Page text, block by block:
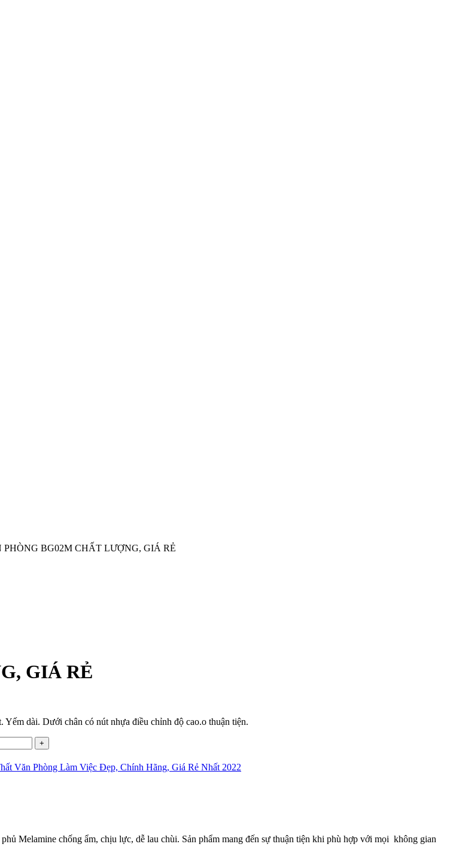
BG02M CHẤT LƯỢNG, GIÁ RẺ
GIÁ RẺ
dài. Dưới chân có nút nhựa điều chỉnh độ cao.o thuận tiện.
Văn Phòng Làm Việc Đẹp, Chính Hãng, Giá Rẻ Nhất 2022
Melamine chống ẩm, chịu lực, dễ lau chùi. Sản phẩm mang đến sự thuận tiện khi phù hợp với mọi không gian